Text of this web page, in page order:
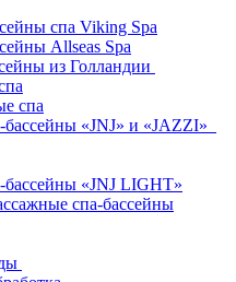
спа Viking Spa
Allseas Spa
из Голландии
спа
«JNJ» и «JAZZI»
«JNJ LIGHT»
спа-бассейны